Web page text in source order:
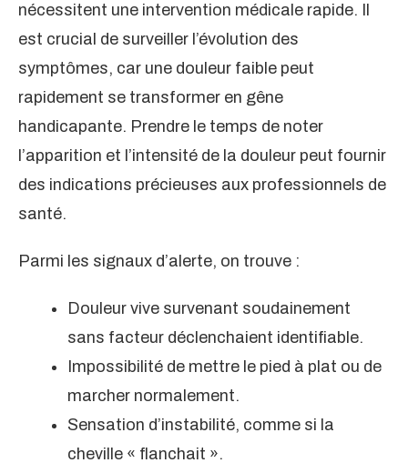
nécessitent une intervention médicale rapide. Il
est crucial de surveiller l’évolution des
symptômes, car une douleur faible peut
rapidement se transformer en gêne
handicapante. Prendre le temps de noter
l’apparition et l’intensité de la douleur peut fournir
des indications précieuses aux professionnels de
santé.
Parmi les signaux d’alerte, on trouve :
Douleur vive survenant soudainement
sans facteur déclenchaient identifiable.
Impossibilité de mettre le pied à plat ou de
marcher normalement.
Sensation d’instabilité, comme si la
cheville « flanchait ».